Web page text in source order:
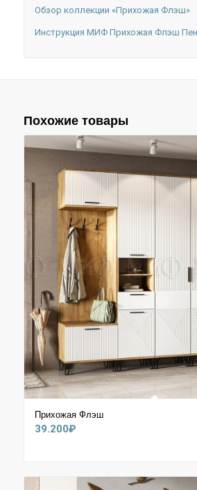
Обзор коллекции «Прихожая Флэш»
Инструкция МИФ Прихожая Флэш
Похожие товары
Прихожая Флэш
39.200₽